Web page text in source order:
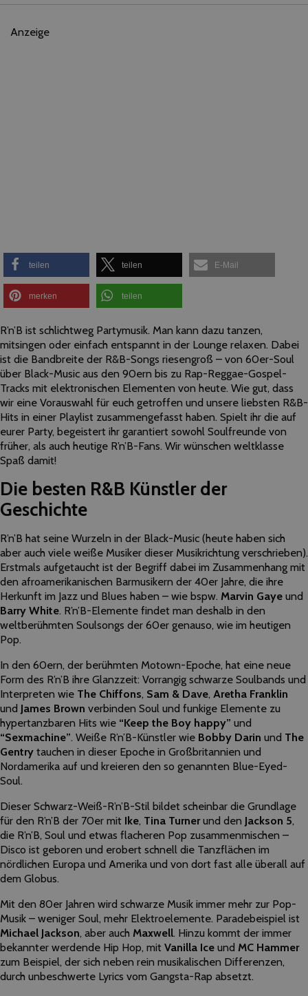
Anzeige
teilen teilen E-Mail
merken teilen
R’n’B ist schlichtweg Partymusik. Man kann dazu tanzen,
mitsingen oder einfach entspannt in der Lounge relaxen. Dabei
ist die Bandbreite der R&B-Songs riesengroß – von 60er-Soul
über Black-Music aus den 90ern bis zu Rap-Reggae-Gospel-
Tracks mit elektronischen Elementen von heute. Wie gut, dass
wir eine Vorauswahl für euch getroffen und unsere liebsten R&B-
Hits in einer Playlist zusammengefasst haben. Spielt ihr die auf
eurer Party, begeistert ihr garantiert sowohl Soulfreunde von
früher, als auch heutige R’n’B-Fans. Wir wünschen weltklasse
Spaß damit!
Die besten R&B Künstler der
Geschichte
R’n’B hat seine Wurzeln in der Black-Music (heute haben sich
aber auch viele weiße Musiker dieser Musikrichtung verschrieben).
Erstmals aufgetaucht ist der Begriff dabei im Zusammenhang mit
den afroamerikanischen Barmusikern der 40er Jahre, die ihre
Herkunft im Jazz und Blues haben – wie bspw. Marvin Gaye und
Barry White. R’n’B-Elemente findet man deshalb in den
weltberühmten Soulsongs der 60er genauso, wie im heutigen
Pop.
In den 60ern, der berühmten Motown-Epoche, hat eine neue
Form des R’n’B ihre Glanzzeit: Vorrangig schwarze Soulbands und
Interpreten wie The Chiffons, Sam & Dave, Aretha Franklin
und James Brown verbinden Soul und funkige Elemente zu
hypertanzbaren Hits wie “Keep the Boy happy” und
“Sexmachine”. Weiße R’n’B-Künstler wie Bobby Darin und The
Gentry tauchen in dieser Epoche in Großbritannien und
Nordamerika auf und kreieren den so genannten Blue-Eyed-
Soul.
Dieser Schwarz-Weiß-R’n’B-Stil bildet scheinbar die Grundlage
für den R’n’B der 70er mit Ike, Tina Turnerund den Jackson 5,
die R’n’B, Soul und etwas flacheren Pop zusammenmischen –
Disco ist geboren und erobert schnell die Tanzflächen im
nördlichen Europa und Amerika und von dort fast alle überall auf
dem Globus.
Mit den 80er Jahren wird schwarze Musik immer mehr zur Pop-
Musik – weniger Soul, mehr Elektroelemente. Paradebeispiel ist
Michael Jackson, aber auch Maxwell. Hinzu kommt der immer
bekannter werdende Hip Hop, mit Vanilla Ice und MC Hammer
zum Beispiel, der sich neben rein musikalischen Differenzen,
durch unbeschwerte Lyrics vom Gangsta-Rap absetzt.